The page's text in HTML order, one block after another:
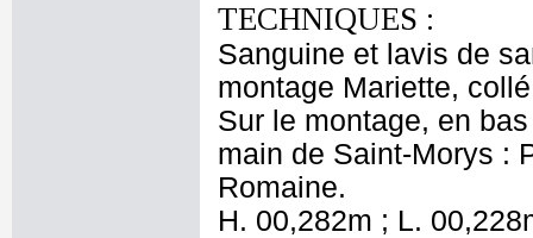
TECHNIQUES :
Sanguine et lavis de
montage Mariette,
Sur le montage, en
main de Saint-Morys :
Romaine.
H. 00,282m ; L.